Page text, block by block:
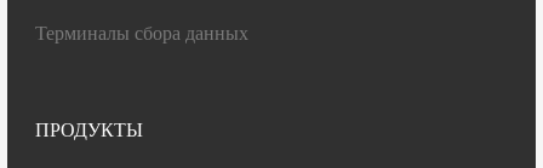
Терминалы сбора данных
ПРОДУКТЫ